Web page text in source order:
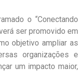
o “Conectando
ser promovido em
objetivo ampliar as
organizações e
um impacto maior,